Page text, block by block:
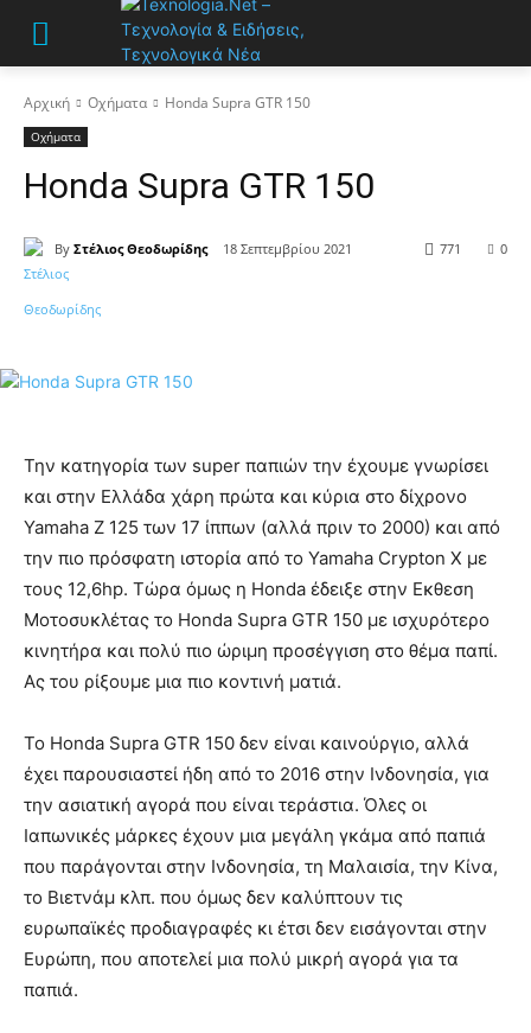
Αρχική Οχήματα Honda Supra GTR 150
Οχήματα
Honda Supra GTR 150
By Στέλιος Θεοδωρίδης 18 Σεπτεμβρίου 2021 0
771
Την κατηγορία των super παπιών την έχουμε γνωρίσει
και στην Ελλάδα χάρη πρώτα και κύρια στο δίχρονο
Yamaha Z 125 των 17 ίππων (αλλά πριν το 2000) και από
την πιο πρόσφατη ιστορία από το Yamaha Crypton X με
τους 12,6hp. Τώρα όμως η Honda έδειξε στην Εκθεση
Μοτοσυκλέτας τo Honda Supra GTR 150 με ισχυρότερο
κινητήρα και πολύ πιο ώριμη προσέγγιση στο θέμα παπί.
Ας του ρίξουμε μια πιο κοντινή ματιά.
Το Honda Supra GTR 150 δεν είναι καινούργιο, αλλά
έχει παρουσιαστεί ήδη από το 2016 στην Ινδονησία, για
την ασιατική αγορά που είναι τεράστια. Όλες οι
Ιαπωνικές μάρκες έχουν μια μεγάλη γκάμα από παπιά
που παράγονται στην Ινδονησία, τη Μαλαισία, την Κίνα,
το Βιετνάμ κλπ. που όμως δεν καλύπτουν τις
ευρωπαϊκές προδιαγραφές κι έτσι δεν εισάγονται στην
Ευρώπη, που αποτελεί μια πολύ μικρή αγορά για τα
παπιά.